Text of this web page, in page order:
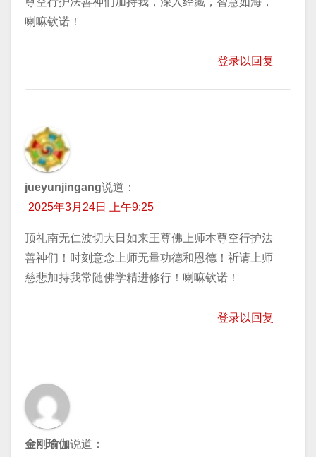
喇嘛钦诺！
登录以回复
jueyunjingang说道：
2025年3月24日 上午9:25
顶礼南无仁波切大日如来王尊佛上师本尊空行护法
善神们！时刻意念上师无量功德和恩德！祈请上师
慈悲加持我常随佛学精进修行！喇嘛钦诺！
登录以回复
金刚瑜伽说道：